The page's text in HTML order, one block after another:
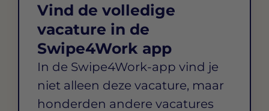
Vind de volledige
vacature in de
Swipe4Work app
In de Swipe4Work-app vind je
niet alleen deze vacature, maar
honderden andere vacatures